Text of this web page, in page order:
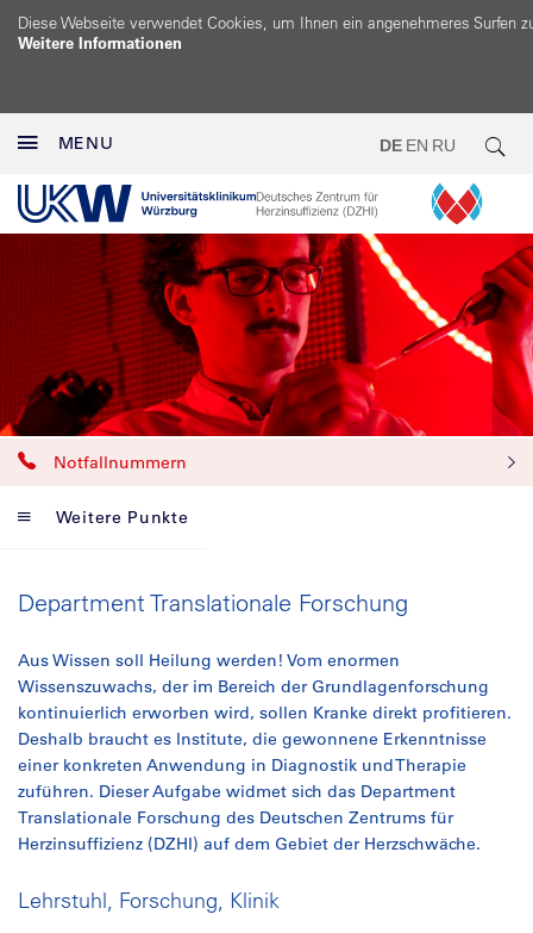
Diese Webseite verwendet Cookies, um Ihnen ein angenehmeres Surfen
Weitere Informationen
MENU DE EN RU
Notfallnummern
Weitere Punkte
Department Translationale Forschung
Aus Wissen soll Heilung werden! Vom enormen
Wissenszuwachs, der im Bereich der Grundlagenforschung
kontinuierlich erworben wird, sollen Kranke direkt profitieren.
Deshalb braucht es Institute, die gewonnene Erkenntnisse
einer konkreten Anwendung in Diagnostik und Therapie
zuführen. Dieser Aufgabe widmet sich das Department
Translationale Forschung des Deutschen Zentrums für
Herzinsuffizienz (DZHI) auf dem Gebiet der Herzschwäche.
Lehrstuhl, Forschung, Klinik